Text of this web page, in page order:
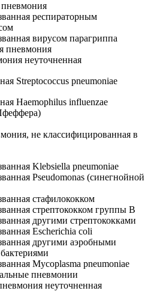
респираторным
вирусом парагриппа
пневмония
неуточненная
Streptococcus pneumoniae
Haemophilus influenzae
не классифицированная в
Klebsiella pneumoniae
Pseudomonas (синегнойной
стафилококком
стрептококком группы В
другими стрептококками
Escherichia coli
другими аэробными
Mycoplasma pneumoniae
пневмонии
неуточненная